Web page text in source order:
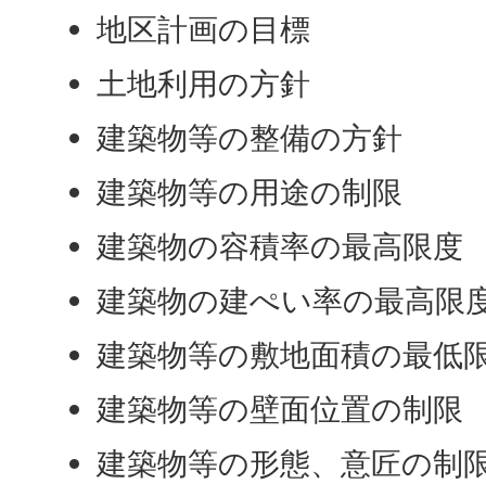
地区計画の目標
土地利用の方針
建築物等の整備の方針
建築物等の用途の制限
建築物の容積率の最高限度
建築物の建ぺい率の最高限
建築物等の敷地面積の最低
建築物等の壁面位置の制限
建築物等の形態、意匠の制